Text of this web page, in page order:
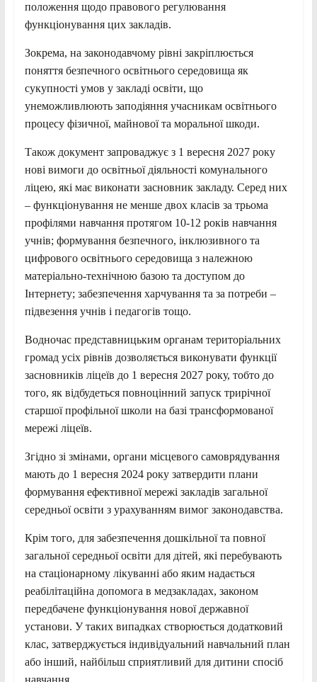
положення щодо правового регулювання
функціонування цих закладів.
Зокрема, на законодавчому рівні закріплюється
поняття безпечного освітнього середовища як
сукупності умов у закладі освіти, що
унеможливлюють заподіяння учасникам освітнього
процесу фізичної, майнової та моральної шкоди.
Також документ запроваджує з 1 вересня 2027 року
нові вимоги до освітньої діяльності комунального
ліцею, які має виконати засновник закладу. Серед них
– функціонування не менше двох класів за трьома
профілями навчання протягом 10-12 років навчання
учнів; формування безпечного, інклюзивного та
цифрового освітнього середовища з належною
матеріально-технічною базою та доступом до
Інтернету; забезпечення харчування та за потреби –
підвезення учнів і педагогів тощо.
Водночас представницьким органам територіальних
громад усіх рівнів дозволяється виконувати функції
засновників ліцеїв до 1 вересня 2027 року, тобто до
того, як відбудеться повноцінний запуск трирічної
старшої профільної школи на базі трансформованої
мережі ліцеїв.
Згідно зі змінами, органи місцевого самоврядування
мають до 1 вересня 2024 року затвердити плани
формування ефективної мережі закладів загальної
середньої освіти з урахуванням вимог законодавства.
Крім того, для забезпечення дошкільної та повної
загальної середньої освіти для дітей, які перебувають
на стаціонарному лікуванні або яким надається
реабілітаційна допомога в медзакладах, законом
передбачене функціонування нової державної
установи. У таких випадках створюється додатковий
клас, затверджується індивідуальний навчальний план
або інший, найбільш сприятливий для дитини спосіб